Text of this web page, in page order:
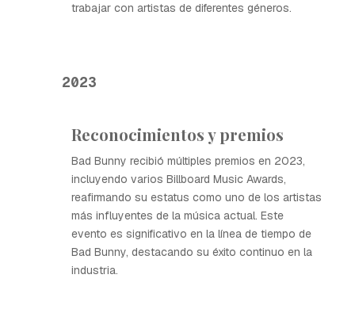
trabajar con artistas de diferentes géneros.
2023
Reconocimientos y premios
Bad Bunny recibió múltiples premios en 2023,
incluyendo varios Billboard Music Awards,
reafirmando su estatus como uno de los artistas
más influyentes de la música actual. Este
evento es significativo en la línea de tiempo de
Bad Bunny, destacando su éxito continuo en la
industria.